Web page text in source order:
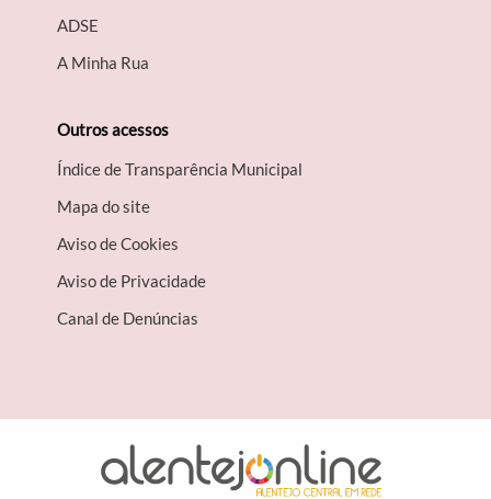
A​DSE
A Minha Rua
Outros acessos
Índice de Transparência Municipal
Mapa do site
Aviso de Cookies
Aviso de Privacidade
Canal de Denúncias